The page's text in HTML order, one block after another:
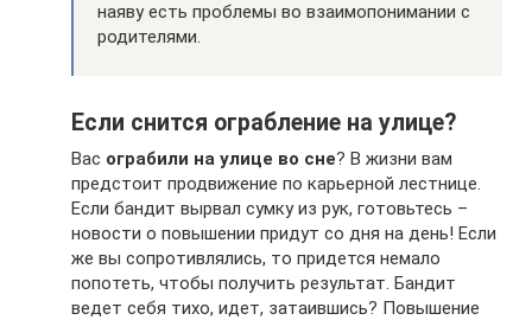
наяву есть проблемы во взаимопонимании с
родителями.
Если снится ограбление на улице?
Вас ограбили на улице во сне? В жизни вам
предстоит продвижение по карьерной лестнице.
Если бандит вырвал сумку из рук, готовьтесь –
новости о повышении придут со дня на день! Если
же вы сопротивлялись, то придется немало
попотеть, чтобы получить результат. Бандит
ведет себя тихо, идет, затаившись? Повышение